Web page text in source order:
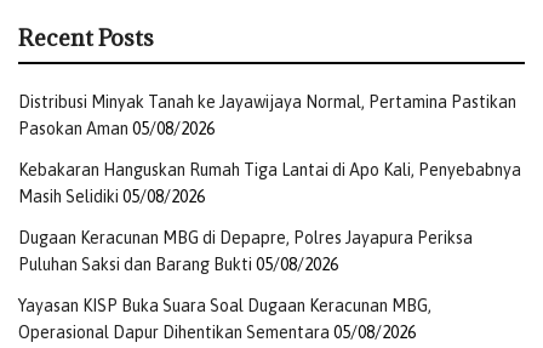
Taruna Ikrar
Amirsyah Sanusi Tambunan
Dudung Abdurachman
Arif Satria
Akhmad Said Asrori
Arifatul Choiri Fauzi
Sekretariat:Arskal Salim, Jojon Novandri
Recent Posts
Distribusi Minyak Tanah ke Jayawijaya Normal, Pertamina Pastikan
Pasokan Aman 05/08/2026
Kebakaran Hanguskan Rumah Tiga Lantai di Apo Kali, Penyebabnya
Masih Selidiki 05/08/2026
Dugaan Keracunan MBG di Depapre, Polres Jayapura Periksa
Puluhan Saksi dan Barang Bukti 05/08/2026
Yayasan KISP Buka Suara Soal Dugaan Keracunan MBG,
Operasional Dapur Dihentikan Sementara 05/08/2026